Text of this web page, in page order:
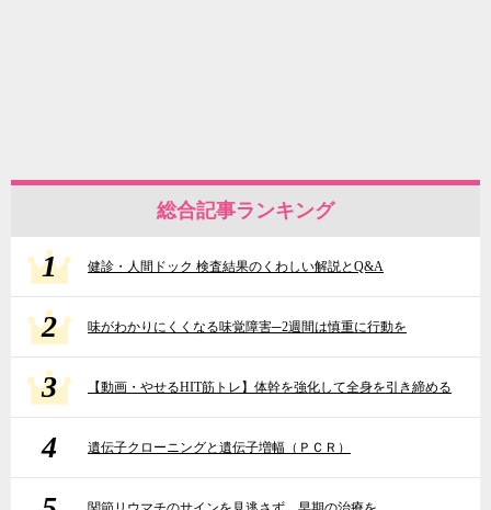
総合記事ランキング
1 健診・人間ドック 検査結果のくわしい解説とQ&A
2 味がわかりにくくなる味覚障害─2週間は慎重に行動を
3 【動画・やせるHIT筋トレ】体幹を強化して全身を引き締める
4 遺伝子クローニングと遺伝子増幅（ＰＣＲ）